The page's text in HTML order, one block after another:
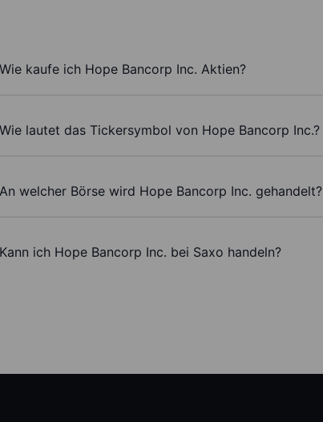
Wie kaufe ich Hope Bancorp Inc. Aktien?
Wie lautet das Tickersymbol von Hope Bancorp Inc.?
An welcher Börse wird Hope Bancorp Inc. gehandelt?
Kann ich Hope Bancorp Inc. bei Saxo handeln?